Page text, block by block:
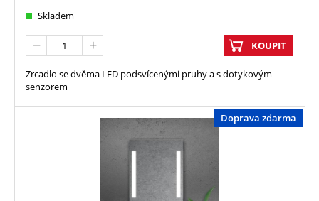
Skladem
KOUPIT
Zrcadlo se dvěma LED podsvícenými pruhy a s dotykovým
senzorem
Doprava zdarma